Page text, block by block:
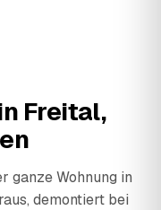
Freital,
ganze Wohnung in
demontiert bei